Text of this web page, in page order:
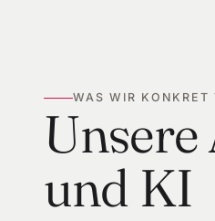
WAS WIR KONKRET
und KI